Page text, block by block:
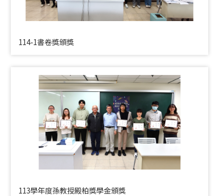
114-1書卷獎頒獎
113學年度孫教授殿柏獎學金頒獎